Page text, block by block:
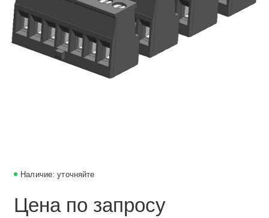
Наличие: уточняйте
Цена по запросу